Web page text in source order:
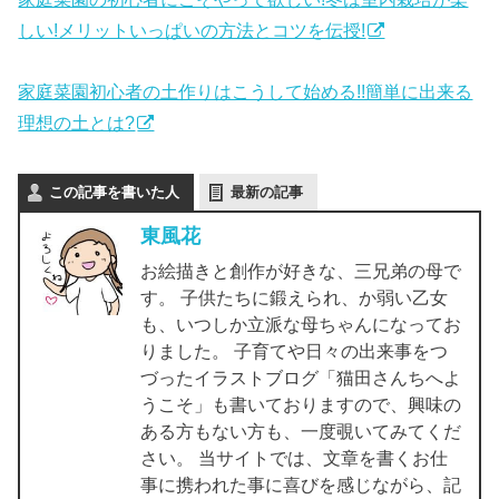
しい!メリットいっぱいの方法とコツを伝授!
家庭菜園初心者の土作りはこうして始める!!簡単に出来る
理想の土とは?
この記事を書いた人 最新の記事
東風花
お絵描きと創作が好きな、三兄弟の母で
す。 子供たちに鍛えられ、か弱い乙女
も、いつしか立派な母ちゃんになってお
りました。 子育てや日々の出来事をつ
づったイラストブログ「猫田さんちへよ
うこそ」も書いておりますので、興味の
ある方もない方も、一度覗いてみてくだ
さい。 当サイトでは、文章を書くお仕
事に携われた事に喜びを感じながら、記